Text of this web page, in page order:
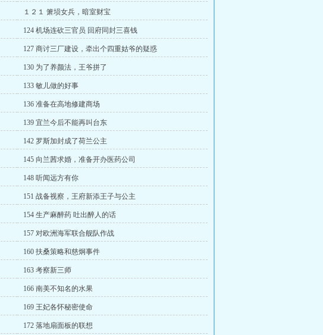
１２１ 箫埙女兵，暗室财宝
124 机场连砍三官员 回府同封三喜钱
127 商讨三厂建设，牵出个四重姑爷的疑惑
130 为了养颜法，王爷拼了
133 敏儿做的好事
136 准备在高地修建商场
139 宜兰今后不能再叫台东
142 罗斯加封成了荷兰公主
145 向兰茜求婚，准备开办医药公司
148 听闻远方有你
151 战备视察，王府新添王子与公主
154 生产麻醉药 吐出醉人的话
157 对欧洲海军联合舰队作战
160 扶桑策略和慈炯事件
163 考察新三师
166 南美不知名的水果
169 王妃各怀秘密使命
172 落地扇面板的联想